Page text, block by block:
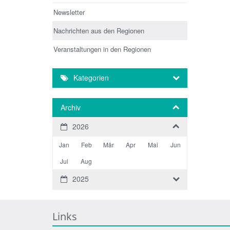
Newsletter
Nachrichten aus den Regionen
Veranstaltungen in den Regionen
Kategorien
Archiv
2026
Jan Feb Mär Apr Mai
Jun
Jul
Aug
2025
Links